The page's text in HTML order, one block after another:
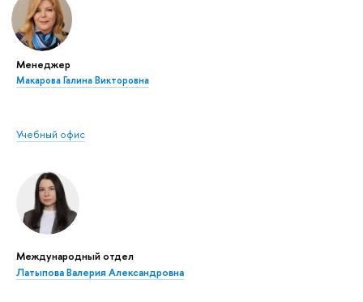
Менеджер
Макарова Галина Викторовна
Учебный офис
Международный отдел
Латыпова Валерия Александровна